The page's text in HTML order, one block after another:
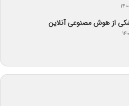
از هوش مصنوعی آنلاین